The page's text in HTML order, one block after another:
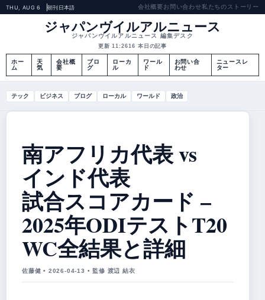
THU, AUG 6 朝刊日本語 会社概要お問い合わせ私たちのストーリー
ジャパンヴイルアルニュース
ジャパンヴイルアルニュース 編集デスク
更新 11:2616 本日の記事
ホー
ム
天
気
会社概
要
ブロ
グ
ローカ
ル
ワール
ド
お問い合
わせ
ニュースレ
ター
テック ビジネス ブログ ローカル ワールド 政治
南アフリカ代表 vs
インド代表
試合スコアカード –
2025年ODIテストT20
WC全結果と詳細
佐藤健 • 2026-04-13 • 監修 渡辺 結衣